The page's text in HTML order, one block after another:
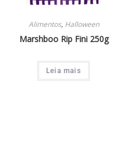
Alimentos, Halloween
Marshboo Rip Fini 250g
Leia mais